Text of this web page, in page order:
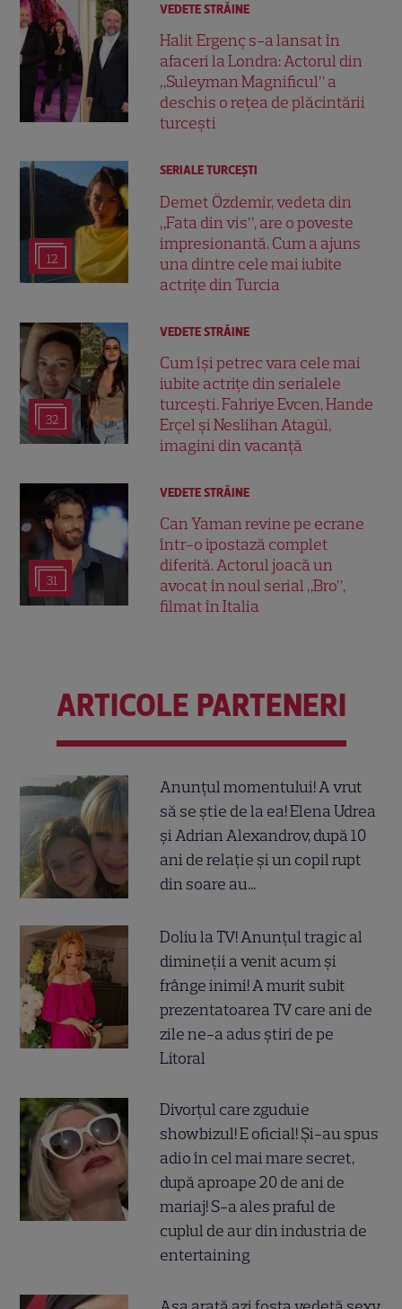
VEDETE STRĂINE
Halit Ergenç s-a lansat în
afaceri la Londra: Actorul din
„Suleyman Magnificul” a
deschis o rețea de plăcintării
turcești
12
SERIALE TURCEŞTI
Demet Özdemir, vedeta din
„Fata din vis”, are o poveste
impresionantă. Cum a ajuns
una dintre cele mai iubite
actrițe din Turcia
32
VEDETE STRĂINE
Cum își petrec vara cele mai
iubite actrițe din serialele
turcești. Fahriye Evcen, Hande
Erçel și Neslihan Atagül,
imagini din vacanță
31
VEDETE STRĂINE
Can Yaman revine pe ecrane
într-o ipostază complet
diferită. Actorul joacă un
avocat în noul serial „Bro”,
filmat în Italia
ARTICOLE PARTENERI
Anunțul momentului! A vrut
să se știe de la ea! Elena Udrea
și Adrian Alexandrov, după 10
ani de relație și un copil rupt
din soare au...
Doliu la TV! Anunțul tragic al
dimineții a venit acum și
frânge inimi! A murit subit
prezentatoarea TV care ani de
zile ne-a adus știri de pe
Litoral
Divorțul care zguduie
showbizul! E oficial! Și-au spus
adio în cel mai mare secret,
după aproape 20 de ani de
mariaj! S-a ales praful de
cuplul de aur din industria de
entertaining